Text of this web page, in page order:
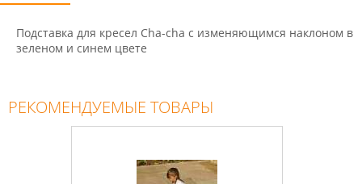
Подставка для кресел Cha-cha с изменяющимся наклоном в
зеленом и синем цвете
РЕКОМЕНДУЕМЫЕ ТОВАРЫ